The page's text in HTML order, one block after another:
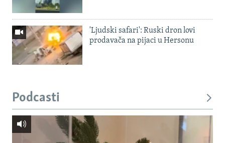
'Ljudski safari': Ruski dron lovi
prodavača na pijaci u Hersonu
Podcasti